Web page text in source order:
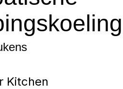
Kitchen